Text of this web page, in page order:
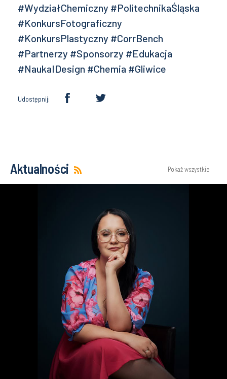
#WydziałChemiczny #PolitechnikaŚląska
#KonkursFotograficzny
#KonkursPlastyczny #CorrBench
#Partnerzy #Sponsorzy #Edukacja
#NaukaIDesign #Chemia #Gliwice
Udostępnij:
Aktualności Pokaż wszystkie